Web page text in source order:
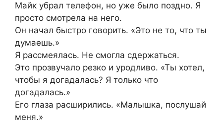
Майк убрал телефон, но уже было поздно. Я
просто смотрела на него.
Он начал быстро говорить. «Это не то, что ты
думаешь.»
Я рассмеялась. Не смогла сдержаться.
Это прозвучало резко и уродливо. «Ты хотел,
чтобы я догадалась? Я только что
догадалась.»
Его глаза расширились. «Малышка, послушай
меня.»